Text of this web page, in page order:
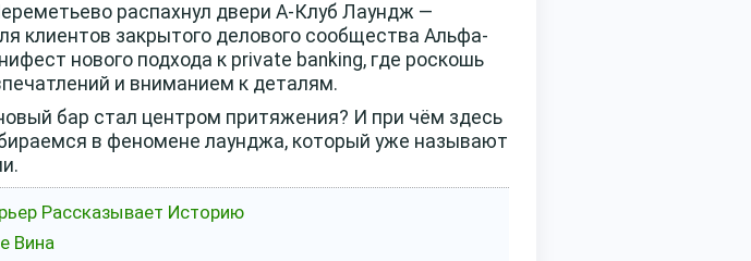
распахнул двери А-Клуб Лаундж —
клиентов закрытого делового сообщества Альфа-
нового подхода к private banking, где роскошь
и вниманием к деталям.
бар стал центром притяжения? И при чём здесь
в феномене лаунджа, который уже называют
Рассказывает Историю
Вина